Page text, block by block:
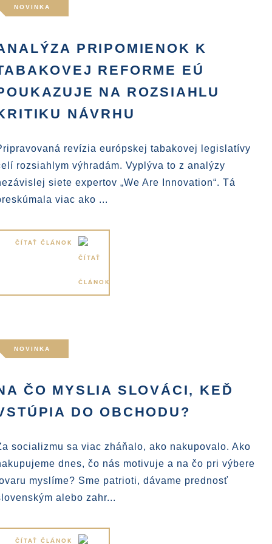
NOVINKA
PRIPOMIENOK K
REFORME EÚ
NA ROZSIAHLU
NÁVRHU
revízia európskej tabakovej legislatívy
rozsiahlym výhradám. Vyplýva to z analýzy
siete expertov „We Are Innovation“. Tá
viac ako ...
ČÍTAŤ ČLÁNOK
NOVINKA
ČO MYSLIA SLOVÁCI, KEĎ
DO OBCHODU?
socializmu sa viac zháňalo, ako nakupovalo. Ako
dnes, čo nás motivuje a na čo pri výbere
myslíme? Sme patrioti, dávame prednosť
alebo zahr...
ČÍTAŤ ČLÁNOK